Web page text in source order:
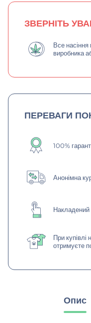
ЗВЕРНІТЬ
Все насіння
виробника
ПЕРЕВАГИ
100%
Анонімна
Накладений
При купівлі
отримуєте
Опис